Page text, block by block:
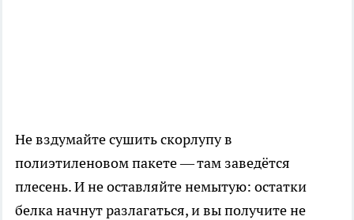
Не вздумайте сушить скорлупу в
полиэтиленовом пакете — там заведётся
плесень. И не оставляйте немытую: остатки
белка начнут разлагаться, и вы получите не